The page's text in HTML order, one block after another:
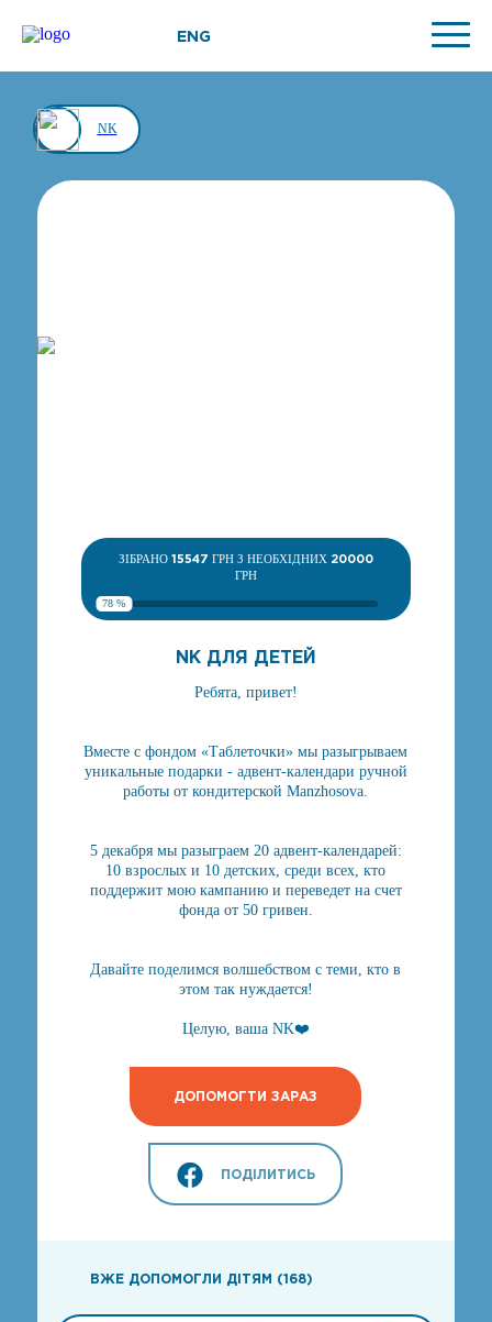
ENG
NK
ЗІБРАНО 15547 ГРН З НЕОБХІДНИХ 20000
ГРН
78 %
NK ДЛЯ ДЕТЕЙ
Ребята, привет!
Вместе с фондом «Таблеточки» мы разыгрываем
уникальные подарки - адвент-календари ручной
работы от кондитерской Manzhosova.
5 декабря мы разыграем 20 адвент-календарей:
10 взрослых и 10 детских, среди всех, кто
поддержит мою кампанию и переведет на счет
фонда от 50 гривен.
Давайте поделимся волшебством с теми, кто в
этом так нуждается!
Целую, ваша NK❤️
ДОПОМОГТИ ЗАРАЗ
ПОДІЛИТИСЬ
ВЖЕ ДОПОМОГЛИ ДІТЯМ (168)